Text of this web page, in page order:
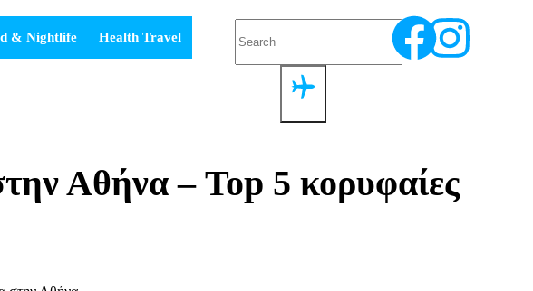
& Nightlife Health Travel
Αθήνα – Top 5 κορυφαίες